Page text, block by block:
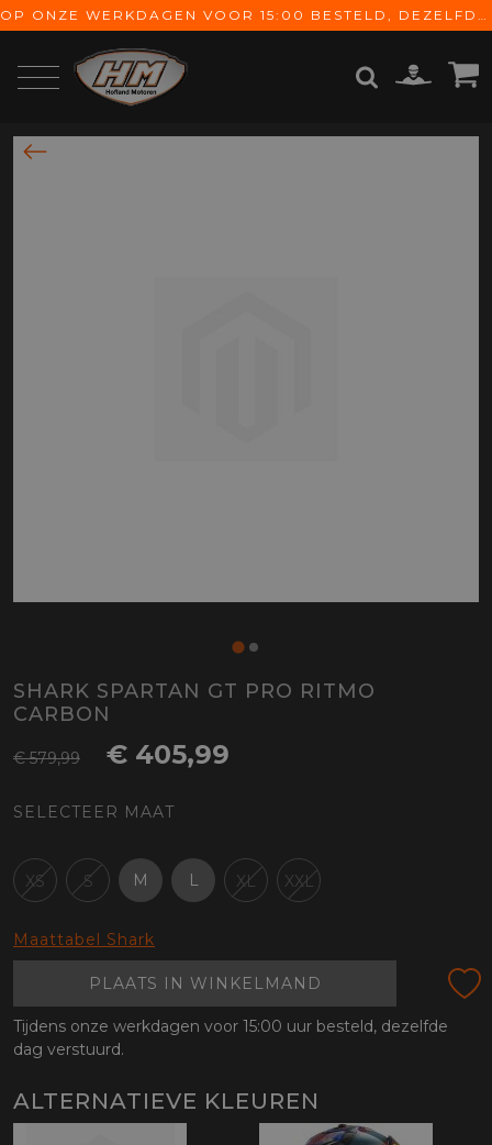
OP ONZE WERKDAGEN VOOR 15:00 BESTELD, DEZELFDE DAG VERZONDEN! GRATIS VERZENDING VANAF € 65,-
SHARK SPARTAN GT PRO RITMO
CARBON
€ 579,99 € 405,99
SELECTEER MAAT
XS S M L XL XXL
Maattabel Shark
PLAATS IN WINKELMAND
Tijdens onze werkdagen voor 15:00 uur besteld, dezelfde
dag verstuurd.
ALTERNATIEVE KLEUREN